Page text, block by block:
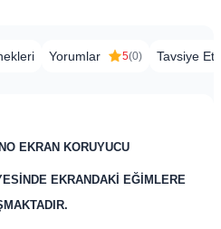
Yorumlar 5(0) Tavsiye Et
EKRAN KORUYUCU
EKRANDAKİ EĞİMLERE